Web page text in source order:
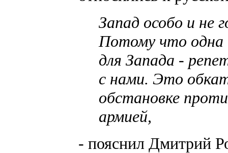
Запад особо и не
Потому что одна
для Запада -
с нами. Это
обстановке
армией,
- пояснил Дмитрий